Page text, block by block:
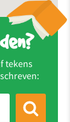
tekens